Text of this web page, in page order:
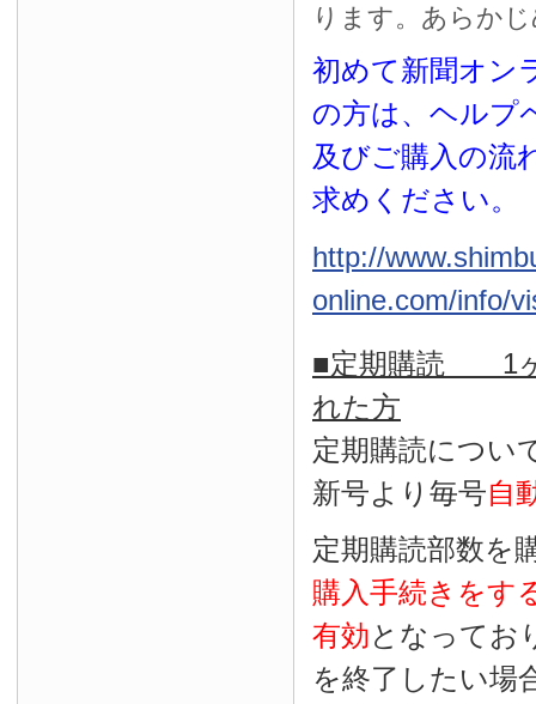
ります。あらか
初めて新聞オン
の方は、ヘルプ
及びご購入の流
求めください。
http://
online.com/info/
■定期購読 1ヶ
れた方
定期購読につい
新号より毎号自
定期購読部数を
購入手続きをす
有効となってお
を終了したい場